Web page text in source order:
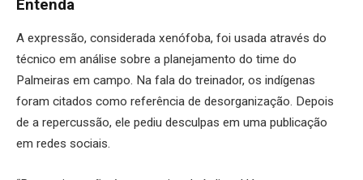
Entenda
A expressão, considerada xenófoba, foi usada através do
técnico em análise sobre a planejamento do time do
Palmeiras em campo. Na fala do treinador, os indígenas
foram citados como referência de desorganização. Depois
de a repercussão, ele pediu desculpas em uma publicação
em redes sociais.